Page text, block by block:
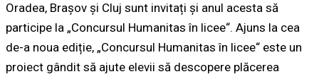
Oradea, Brașov și Cluj sunt invitați și anul acesta să
participe la „Concursul Humanitas în licee“. Ajuns la cea
de-a noua ediție, „Concursul Humanitas în licee“ este un
proiect gândit să ajute elevii să descopere plăcerea